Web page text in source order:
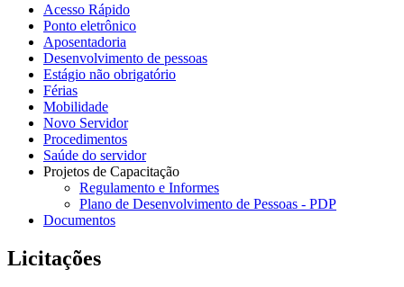
Acesso Rápido
Ponto eletrônico
Aposentadoria
Desenvolvimento de pessoas
Estágio não obrigatório
Férias
Mobilidade
Novo Servidor
Procedimentos
Saúde do servidor
Projetos de Capacitação
Regulamento e Informes
Plano de Desenvolvimento de Pessoas - PDP
Documentos
Licitações